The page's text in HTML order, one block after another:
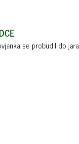
se probudil do jara